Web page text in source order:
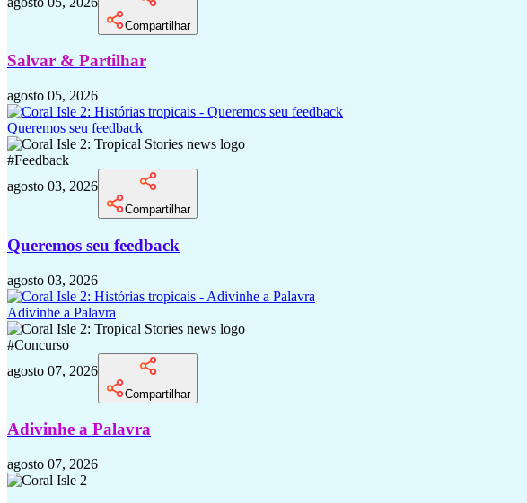
Compartilhar
Salvar & Partilhar
agosto 05, 2026
Queremos seu feedback
#Feedback
agosto 03, 2026
Compartilhar
Queremos seu feedback
agosto 03, 2026
Adivinhe a Palavra
#Concurso
agosto 07, 2026
Compartilhar
Adivinhe a Palavra
agosto 07, 2026